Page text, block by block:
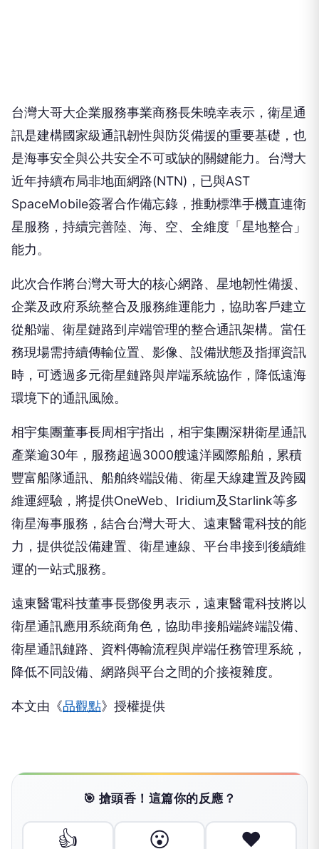
台灣大哥大企業服務事業商務長朱曉幸表示，衛星通
訊是建構國家級通訊韌性與防災備援的重要基礎，也
是海事安全與公共安全不可或缺的關鍵能力。台灣大
近年持續布局非地面網路(NTN)，已與AST
SpaceMobile簽署合作備忘錄，推動標準手機直連衛
星服務，持續完善陸、海、空、全維度「星地整合」
能力。
此次合作將台灣大哥大的核心網路、星地韌性備援、
企業及政府系統整合及服務維運能力，協助客戶建立
從船端、衛星鏈路到岸端管理的整合通訊架構。當任
務現場需持續傳輸位置、影像、設備狀態及指揮資訊
時，可透過多元衛星鏈路與岸端系統協作，降低遠海
環境下的通訊風險。
相宇集團董事長周相宇指出，相宇集團深耕衛星通訊
產業逾30年，服務超過3000艘遠洋國際船舶，累積
豐富船隊通訊、船舶終端設備、衛星天線建置及跨國
維運經驗，將提供OneWeb、Iridium及Starlink等多
衛星海事服務，結合台灣大哥大、遠東醫電科技的能
力，提供從設備建置、衛星連線、平台串接到後續維
運的一站式服務。
遠東醫電科技董事長鄧俊男表示，遠東醫電科技將以
衛星通訊應用系統商角色，協助串接船端終端設備、
衛星通訊鏈路、資料傳輸流程與岸端任務管理系統，
降低不同設備、網路與平台之間的介接複雜度。
本文由《品觀點》授權提供
🎯 搶頭香！這篇你的反應？
👍 😮 ❤️